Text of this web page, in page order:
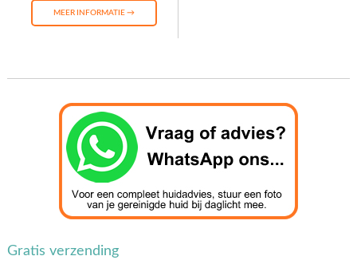
MEER INFORMATIE →
Gratis verzending